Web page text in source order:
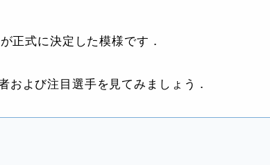
正式に決定した模様です．
および注目選手を見てみましょう．